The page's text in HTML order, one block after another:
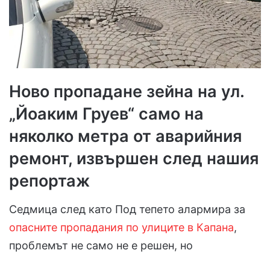
Ново пропадане зейна на ул.
„Йоаким Груев“ само на
няколко метра от аварийния
ремонт, извършен след нашия
репортаж
Седмица след като Под тепето алармира за
опасните пропадания по улиците в Капана,
проблемът не само не е решен, но